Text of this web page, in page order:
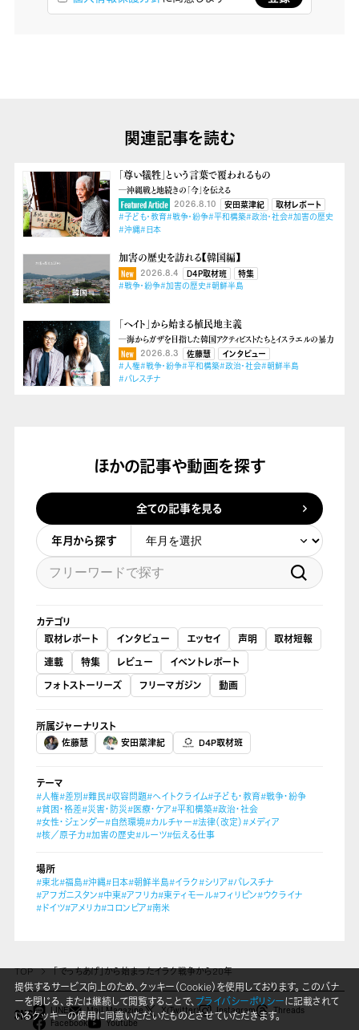
関連記事を読む
「尊い犠牲」という言葉で覆われるもの
―沖縄戦と地続きの「今」を伝える
2026.8.10 安田菜津紀
取材レポート
#子ども・教育#戦争・紛争#平和構築#政治・社会#加害の歴史
#沖縄#日本
加害の歴史を訪れる【韓国編】
2026.8.4 D4P取材班
特集
#戦争・紛争#加害の歴史#朝鮮半島
「ヘイト」から始まる植民地主義
―海からガザを目指した韓国アクティビストたちとイスラエルの暴力
2026.8.3 佐藤慧
インタビュー
#人権#戦争・紛争#平和構築#政治・社会#朝鮮半島
#パレスチナ
ほかの記事や動画を探す
全ての記事を見る
年月から探す
カテゴリ
取材レポート
インタビュー エッセイ 声明
取材短報
連載
特集 レビュー
イベントレポート
フォトストーリーズ
フリーマガジン 動画
所属ジャーナリスト
佐藤慧 安田菜津紀 D4P取材班
テーマ
#人権#差別#難民#収容問題#ヘイトクライム#子ども・教育#戦争・紛争
#貧困・格差#災害・防災#医療・ケア#平和構築#政治・社会
#女性・ジェンダー#自然環境#カルチャー#法律（改定）#メディア
#核／原子力#加害の歴史#ルーツ#伝える仕事
場所
#東北#福島#沖縄#日本#朝鮮半島#イラク#シリア#パレスチナ
#アフガニスタン#中東#アフリカ#東ティモール#フィリピン#ウクライナ
#ドイツ#アメリカ#コロンビア#南米
TOP 「でっちあげ」から始まったイラク戦争から20年
SNS LINE Mail Magazine X(Twitter) Instagram
Threads
Facebook
Youtube
提供するサービス向上のため、クッキー（Cookie）を使用しております。 このバナ
ーを閉じる、または継続して閲覧することで、プライバシーポリシーに記載されて
いるクッキーの使用に同意いただいたものとさせていただきます。